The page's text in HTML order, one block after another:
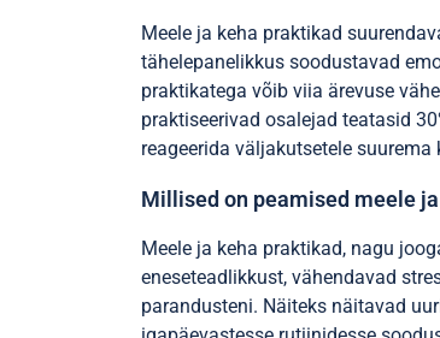
Meele ja keha praktikad
tähelepanelikkus soodustavad
praktikatega võib viia ärevuse
praktiseerivad osalejad teatasid
reageerida väljakutsetele
Millised on peamised meele
Meele ja keha praktikad, nagu
eneseteadlikkust, vähendavad
parandusteni. Näiteks näitavad